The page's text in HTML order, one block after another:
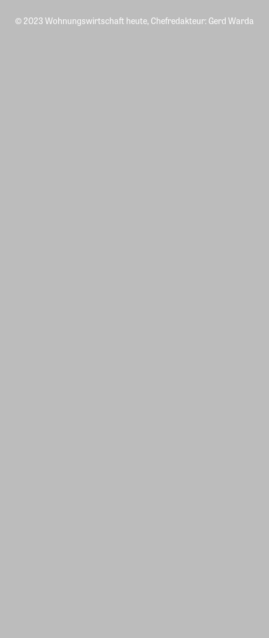
© 2023 Wohnungswirtschaft heute, Chefredakteur: Gerd Warda